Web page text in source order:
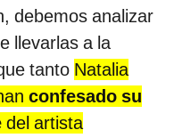
debemos analizar
llevarlas a la
tanto Natalia
confesado su
del artista